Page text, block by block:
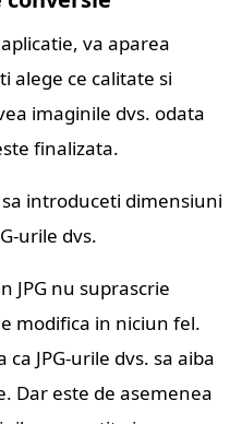
va aparea
alege ce calitate si
imaginile dvs. odata
finalizata.
introduceti dimensiuni
urile dvs.
JPG nu suprascrie
modifica in niciun fel.
JPG-urile dvs. sa aiba
Dar este de asemenea